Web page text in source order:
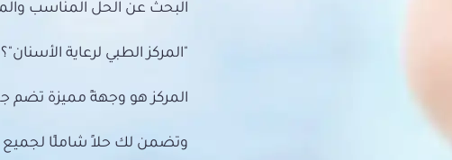
البحث عن الحل المناسب
"المركز الطبي لرعاية الأسنان"؟
المركز هو وجهةً مميزة تضم
وتضمن لك حلاً شاملًا